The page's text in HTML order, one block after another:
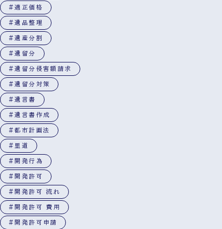
#適正価格
#遺品整理
#遺産分割
#遺留分
#遺留分侵害額請求
#遺留分対策
#遺言書
#遺言書作成
#都市計画法
#里道
#開発行為
#開発許可
#開発許可 流れ
#開発許可 費用
#開発許可申請